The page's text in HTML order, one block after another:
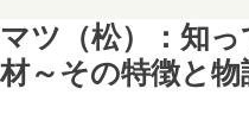
マツ（松）：知
材～その特徴と物